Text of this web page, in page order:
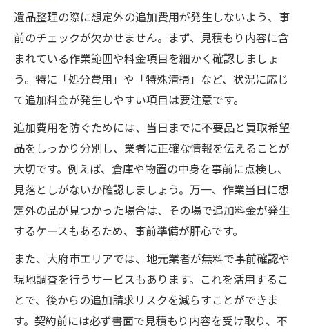
遺品整理の際に想定外の追加費用が発生しないよう、事
前のチェックが欠かせません。まず、見積もり内容に含
まれている作業範囲や料金項目を細かく確認しましょ
う。特に「処分費用」や「特殊清掃」など、状況に応じ
て追加料金が発生しやすい項目は要注意です。
追加費用を防ぐためには、当日までに不要品と買取希望
品をしっかり分別し、業者に正確な情報を伝えることが
大切です。例えば、倉庫や物置の中身を事前に点検し、
見落としがないか確認しましょう。万一、作業当日に想
定外の品が見つかった場合は、その場で追加料金が発生
するケースもあるため、事前準備が肝心です。
また、大府市エリアでは、地元業者が無料で事前確認や
現地調査を行うサービスもあります。これを活用するこ
とで、後からの追加請求リスクを減らすことができま
す。契約前には必ず書面で見積もり内容を受け取り、不